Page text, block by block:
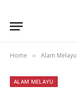
Home » Alam Melayu
ALAM MELAYU